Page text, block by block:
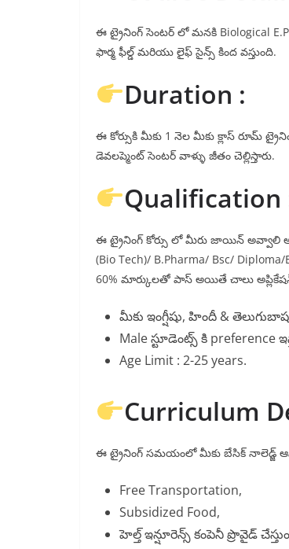
ఈ ట్రైనింగ్ సెంటర్ లో మనకి Biological
ఫార్మ ఫీల్డ్ మరియు లైఫ్ సైన్స్ కింద వస్తుంది.
Duration :
ఈ కోర్సుకి మీకు 1 నెల మీకు క్లాస్ రూమ్
డెవలప్మెంట్ సెంటర్ వాళ్ళు జీతం చెల్లిస్తారు.
Qualification
ఈ ట్రైనింగ్ కోర్సు లో మీరు జాయిన్ అవ్వాలి
(Bio Tech)/ B.Pharma/ Bsc/
60% మార్కులతో పాస్ అయితే చాలు
మీకు ఇంగ్షీషు, హిందీ &
Male స్టూడెంట్స్ కి preference
Age Limit : 2-25 years.
Curriculum
ఈ ట్రైనింగ్ సమయంలో మీకు బేసిక్ నాలెడ్జ్
Free Transportation,
Subsidized Food,
హెల్త్ ఇన్షూరెన్స్ కంపెనీ ప్రొవైడ్